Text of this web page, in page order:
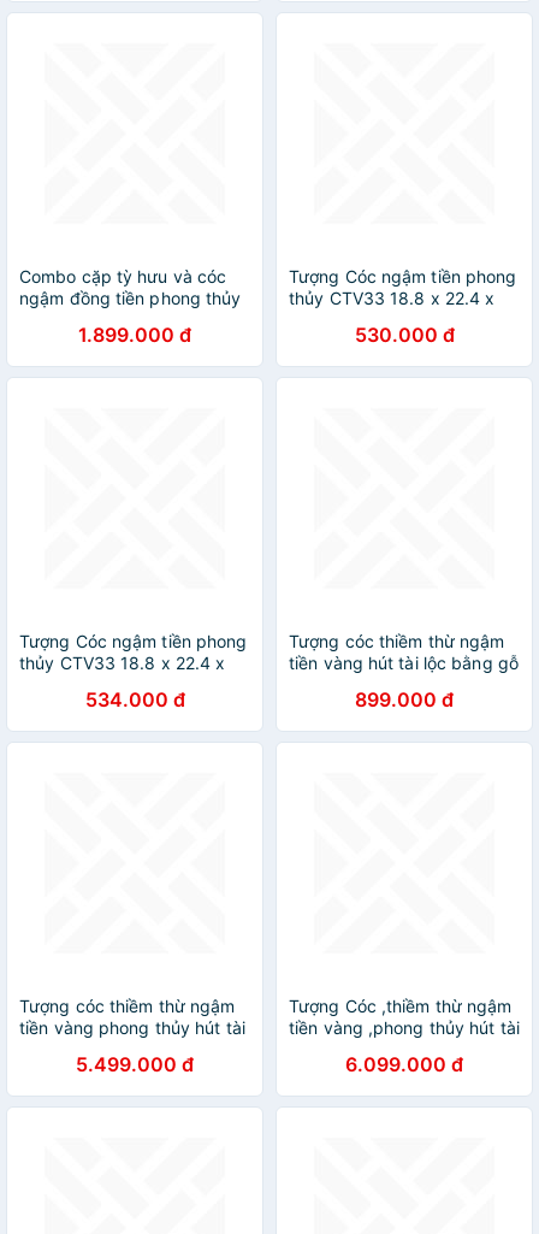
Combo cặp tỳ hưu và cóc
ngậm đồng tiền phong thủy
1.899.000 đ
Tượng Cóc ngậm tiền phong
thủy CTV33 18.8 x 22.4 x
xanh lựa chọn530.000 đ
Tượng Cóc ngậm tiền phong
thủy CTV33 18.8 x 22.4 x
hoặc màu xanh lựa chọn
534.000 đ
Tượng cóc thiềm thừ ngậm
tiền vàng hút tài lộc bằng gỗ
15×12×10cm899.000 đ
Tượng cóc thiềm thừ ngậm
tiền vàng phong thủy hút tài
phức kt 40×38×31cm
5.499.000 đ
Tượng Cóc ,thiềm thừ ngậm
tiền vàng ,phong thủy hút tài
kt cao 40×46×48cm
6.099.000 đ